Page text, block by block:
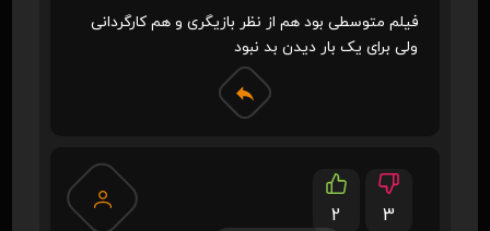
فیلم متوسطی بود هم از نظر بازیگری و هم کارگردانی
ولی برای یک بار دیدن بد نبود
2
3